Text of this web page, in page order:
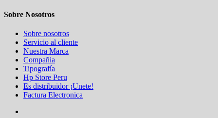
Sobre Nosotros
Sobre nosotros
Servicio al cliente
Nuestra Marca
Compañia
Tipografía
Hp Store Peru
Es distribuidor ¡Unete!
Factura Electronica